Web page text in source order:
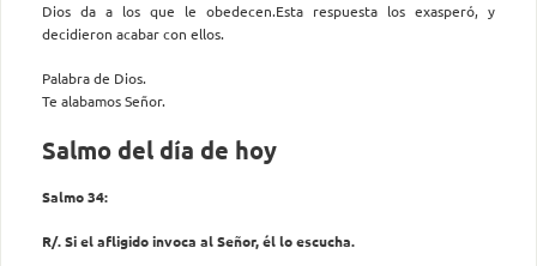
Dios da a los que le obedecen.Esta respuesta los exasperó, y
decidieron acabar con ellos.
Palabra de Dios.
Te alabamos Señor.
Salmo del día de hoy
Salmo 34:
R/. Si el afligido invoca al Señor, él lo escucha.